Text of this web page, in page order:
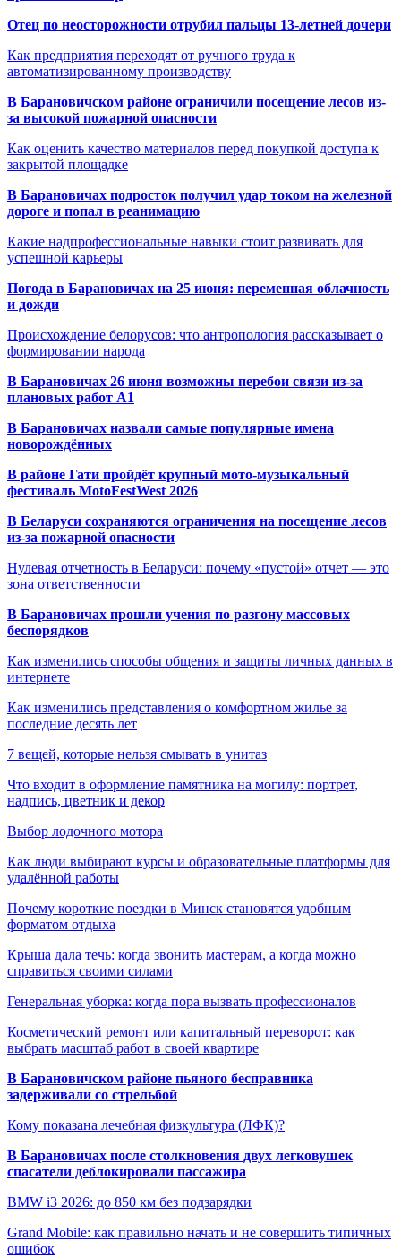
Отец по неосторожности отрубил пальцы 13-летней дочери
Как предприятия переходят от ручного труда к
автоматизированному производству
В Барановичском районе ограничили посещение лесов из-
за высокой пожарной опасности
Как оценить качество материалов перед покупкой доступа к
закрытой площадке
В Барановичах подросток получил удар током на железной
дороге и попал в реанимацию
Какие надпрофессиональные навыки стоит развивать для
успешной карьеры
Погода в Барановичах на 25 июня: переменная облачность
и дожди
Происхождение белорусов: что антропология рассказывает о
формировании народа
В Барановичах 26 июня возможны перебои связи из-за
плановых работ A1
В Барановичах назвали самые популярные имена
новорождённых
В районе Гати пройдёт крупный мото-музыкальный
фестиваль MotoFestWest 2026
В Беларуси сохраняются ограничения на посещение лесов
из-за пожарной опасности
Нулевая отчетность в Беларуси: почему «пустой» отчет — это
зона ответственности
В Барановичах прошли учения по разгону массовых
беспорядков
Как изменились способы общения и защиты личных данных в
интернете
Как изменились представления о комфортном жилье за
последние десять лет
7 вещей, которые нельзя смывать в унитаз
Что входит в оформление памятника на могилу: портрет,
надпись, цветник и декор
Выбор лодочного мотора
Как люди выбирают курсы и образовательные платформы для
удалённой работы
Почему короткие поездки в Минск становятся удобным
форматом отдыха
Крыша дала течь: когда звонить мастерам, а когда можно
справиться своими силами
Генеральная уборка: когда пора вызвать профессионалов
Косметический ремонт или капитальный переворот: как
выбрать масштаб работ в своей квартире
В Барановичском районе пьяного бесправника
задерживали со стрельбой
Кому показана лечебная физкультура (ЛФК)?
В Барановичах после столкновения двух легковушек
спасатели деблокировали пассажира
BMW i3 2026: до 850 км без подзарядки
Grand Mobile: как правильно начать и не совершить типичных
ошибок